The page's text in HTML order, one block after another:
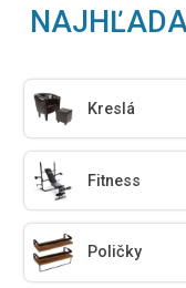
Kreslá
Fitness
Poličky